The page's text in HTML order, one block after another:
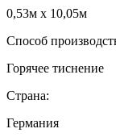
0,53м x 10,05м
Способ
Горячее тиснение
Страна:
Германия